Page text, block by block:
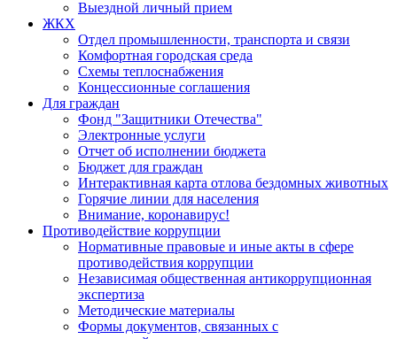
Выездной личный прием
ЖКХ
Отдел промышленности, транспорта и связи
Комфортная городская среда
Схемы теплоснабжения
Концессионные соглашения
Для граждан
Фонд "Защитники Отечества"
Электронные услуги
Отчет об исполнении бюджета
Бюджет для граждан
Интерактивная карта отлова бездомных животных
Горячие линии для населения
Внимание, коронавирус!
Противодействие коррупции
Нормативные правовые и иные акты в сфере
противодействия коррупции
Независимая общественная антикоррупционная
экспертиза
Методические материалы
Формы документов, связанных с